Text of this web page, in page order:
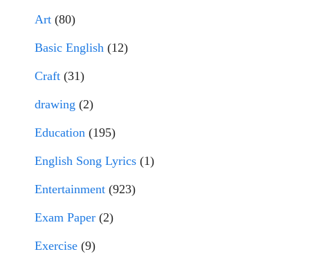
Art (80)
Basic English (12)
Craft (31)
drawing (2)
Education (195)
English Song Lyrics (1)
Entertainment (923)
Exam Paper (2)
Exercise (9)